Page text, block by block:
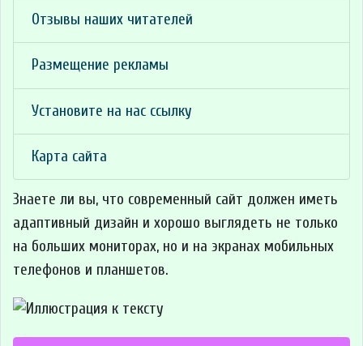
Отзывы наших читателей
Размещение рекламы
Установите на нас ссылку
Карта сайта
Знаете ли вы, что современный сайт должен иметь
адаптивный дизайн и хорошо выглядеть не только
на больших мониторах, но и на экранах мобильных
телефонов и планшетов.